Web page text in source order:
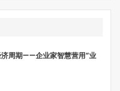
理权。
由于缺乏监督，一直没
开始严格要求，如果卑
会接管省政府的驯鹿立
济周期——企业家智慧营用“业